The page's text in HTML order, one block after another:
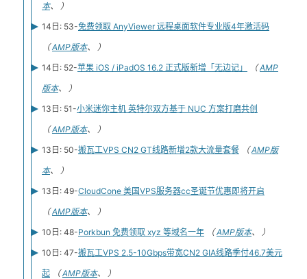
本、 ）
14日: 53-免费领取 AnyViewer 远程桌面软件专业版4年激活码
（AMP版本、 ）
14日: 52-苹果 iOS / iPadOS 16.2 正式版新增「无边记」 （AMP
版本、 ）
13日: 51-小米迷你主机 英特尔双方基于 NUC 方案打磨共创
（AMP版本、 ）
13日: 50-搬瓦工VPS CN2 GT线路新增2款大流量套餐 （AMP版
本、 ）
13日: 49-CloudCone 美国VPS服务器cc圣诞节优惠即将开启
（AMP版本、 ）
10日: 48-Porkbun 免费领取 xyz 等域名一年 （AMP版本、 ）
10日: 47-搬瓦工VPS 2.5-10Gbps带宽CN2 GIA线路季付46.7美元
起
（AMP版本、 ）